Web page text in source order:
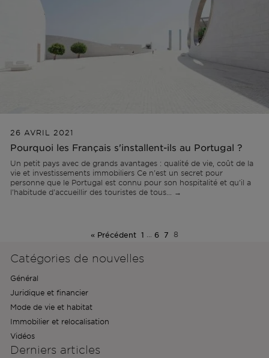
26 AVRIL 2021
Pourquoi les Français s'installent-ils au Portugal ?
Un petit pays avec de grands avantages : qualité de vie, coût de la
vie et investissements immobiliers Ce n'est un secret pour
personne que le Portugal est connu pour son hospitalité et qu'il a
l'habitude d'accueillir des touristes de tous... →
« Précédent 1 … 6 7 8
Catégories de nouvelles
Général
Juridique et financier
Mode de vie et habitat
Immobilier et relocalisation
Vidéos
Derniers articles